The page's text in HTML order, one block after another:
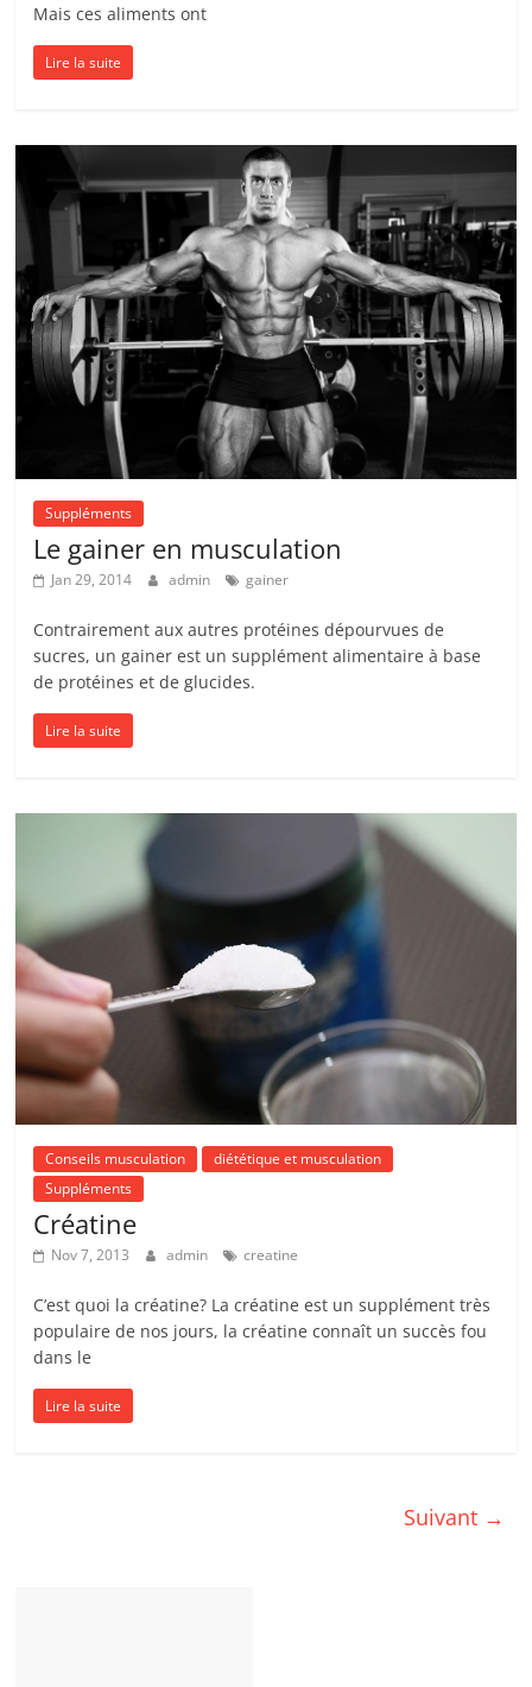
Mais ces aliments ont
Lire la suite
Suppléments
Le gainer en musculation
Jan 29, 2014 admin gainer
Contrairement aux autres protéines dépourvues de
sucres, un gainer est un supplément alimentaire à base
de protéines et de glucides.
Lire la suite
Conseils musculation
diététique et musculation
Suppléments
Créatine
Nov 7, 2013 admin creatine
C’est quoi la créatine? La créatine est un supplément très
populaire de nos jours, la créatine connaît un succès fou
dans le
Lire la suite
Suivant →